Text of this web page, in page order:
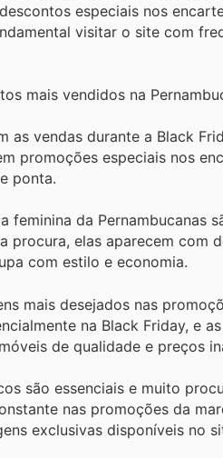
especiais nos
visitar o site com
mais vendidos na
as vendas durante a Black
promoções especiais nos
ponta.
feminina da Pernambucanas
procura, elas aparecem
com estilo e economia.
mais desejados nas
na Black Friday, e
de qualidade e preços
são essenciais e muito
nas promoções da
exclusivas disponíveis no